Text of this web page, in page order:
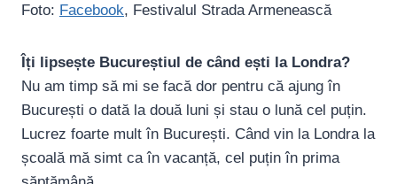
Foto: Facebook, Festivalul Strada Armenească
Îți lipsește Bucureștiul de când ești la Londra?
Nu am timp să mi se facă dor pentru că ajung în
București o dată la două luni și stau o lună cel puțin.
Lucrez foarte mult în București. Când vin la Londra la
școală mă simt ca în vacanță, cel puțin în prima